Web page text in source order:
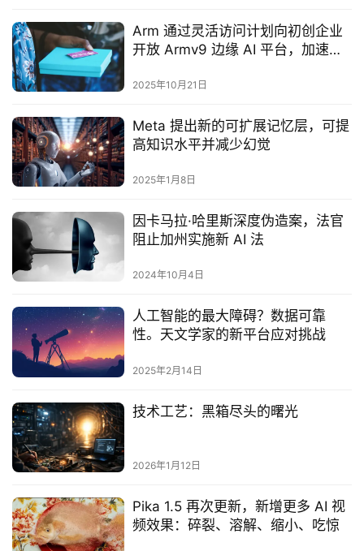
Arm 通过灵活访问计划向初创企业
开放 Armv9 边缘 AI 平台，加速边
2025年10月21日
Meta 提出新的可扩展记忆层，可提
高知识水平并减少幻觉
2025年1月8日
因卡马拉·哈里斯深度伪造案，法官
阻止加州实施新 AI 法
2024年10月4日
人工智能的最大障碍？数据可靠
性。天文学家的新平台应对挑战
2025年2月14日
技术工艺：黑箱尽头的曙光
2026年1月12日
Pika 1.5 再次更新，新增更多 AI 视
频效果：碎裂、溶解、缩小、吃惊